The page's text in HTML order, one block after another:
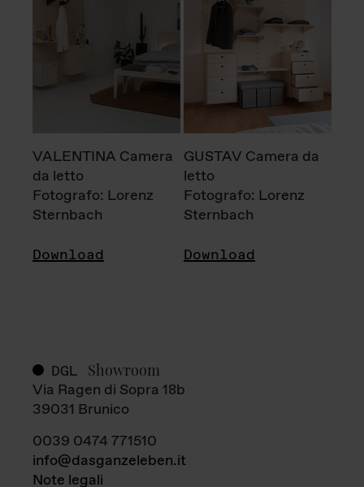
VALENTINA Camera
da letto
Fotografo: Lorenz
Sternbach
Download
GUSTAV Camera da
letto
Fotografo: Lorenz
Sternbach
Download
DGL Showroom
Via Ragen di Sopra 18b
39031 Brunico
0039 0474 771510
info@dasganzeleben.it
Note legali